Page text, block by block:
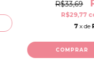
R$33,69
R$29,77
7 x de
COMPRAR